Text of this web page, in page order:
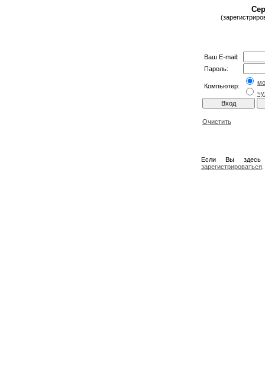
Ваш E-mail:
Пароль:
Компьютер:
Очистить
Если Вы
зарегистрироваться